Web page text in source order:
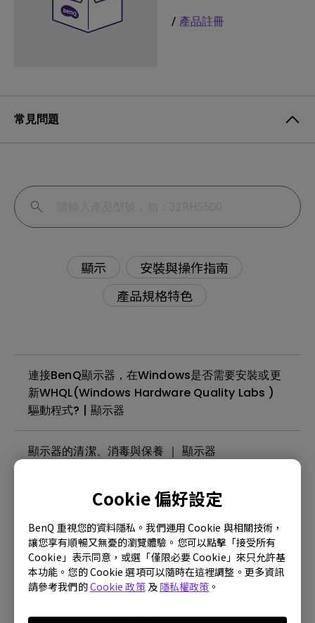
Cookie 偏好設定
BenQ 重視您的資料隱私。我們運用 Cookie 與相關技術，
讓您享有順暢又無憂的瀏覽體驗。您可以點擊「接受所有
Cookie」表示同意，或選「僅限必要 Cookie」來只允許基
本功能。您的 Cookie 選項可以隨時在這裡調整。更多資訊
請參考我們的Cookie 政策及 隱私權政策 。
/ 產品註冊
常見問題
顯示
安裝與操作指南
產品規格特色
連接BenQ顯示器，在Windows是否需要安裝或更
新WHQL(Windows Hardware Quality Labs )
驅動程式? | 顯示器
顯示器的清潔、消毒與保養 ｜ 顯示器
什麼是面板背光溢光或背光漏光？| 顯示器
顯示器可以在24小時不間斷的環境下使用嗎？| 顯
示器
螢幕閃爍如何排除 ? | 顯示器